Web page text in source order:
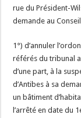
rue du Président-
demande au Conseil
1°) d’annuler
référés du tribunal
d’une part, à la
d’Antibes à sa
un bâtiment
l’arrêté en date du